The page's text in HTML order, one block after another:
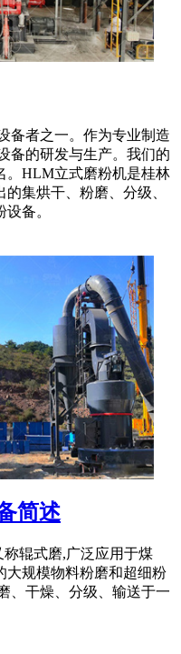
备者之一。作为专业制造
备的研发与生产。我们的
。HLM立式磨粉机是桂林
集烘干、粉磨、分级、
备。
简述
称辊式磨,广泛应用于煤
大规模物料粉磨和超细粉
、干燥、分级、输送于一